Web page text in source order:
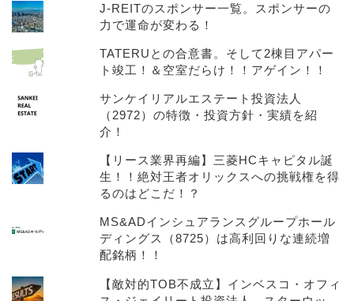
J-REITのスポンサー一覧。スポンサーの
力で運命が変わる！
TATERUとの合意書。そして2棟目アパー
ト竣工！＆空室だらけ！！アゲイン！！
サンケイリアルエステート投資法人
（2972）の特徴・投資方針・実績を紹
介！
【リース業界再編】三菱HCキャピタル誕
生！！絶対王者オリックスへの挑戦権を得
るのはどこだ！？
MS&ADインシュアランスグループホール
ディングス（8725）は高利回りな連続増
配銘柄！！
【敵対的TOB不成立】インベスコ・オフィ